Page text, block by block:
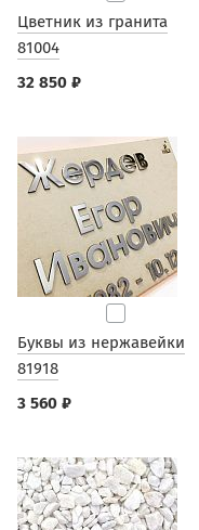
Цветник из гранита
81004
32 850 ₽
Буквы из нержавейки
81918
3 560 ₽